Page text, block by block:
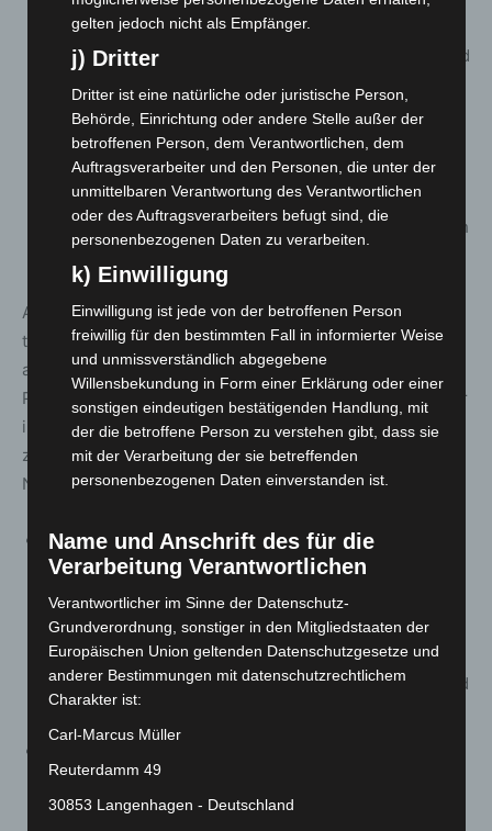
alle Beschäftigten in jeglichen Branchen 3G vorsah.
Diese Regelung im IfSG entfällt zukünftig. Da der Bund
gestattet, alle bisherigen Test- und Masken-
Regelungen konzeptionell beizubehalten, erfolgt dies
in den vorgenannten besonders
publikumsgefährdenden Bereichen auch für das dort
tätige Personal. Rechtstechnisch geschieht dies durch
Verweisungen auf § 8 Abs. 7 der neuen Verordnung.
Auch die Maskenpflicht gilt für die in diesen Bereichen
tätigen Personen nach wie vor (vgl. der bisherige und
auch zukünftige § 4 Abs. 1 Satz 1 Corona-VO: „Jede
Person hat in geschlossenen Räumen, die öffentlich oder
im Rahmen eines Besuchs- oder Kundenverkehrs
zugänglich sind, eine medizinische Maske als Mund-
Nasen-Bedeckung zu tragen.“).
In den Regelungen zu körpernahen Dienstleistungen
(§ 8a), Beherbergung (§ 8b), Nutzung von
Sportanlagen (§ 8c), Gastronomie (§ 9), großen
Veranstaltungen (§§ 10 und 11) und Messen (§ 11a)
werden – wie bereits erläutert – lediglich
Verweisungen angepasst. Inhaltliche Änderungen sind
damit nicht verbunden.
bei der 2Gplus-Regelung des § 12 Abs. 2 Corona-VO.
Diese Regelung ist mit § 28a Abs. 10 S. 2 i.V.m. Abs. 8
gelten jedoch nicht als Empfänger.
j) Dritter
Dritter ist eine natürliche oder juristische Person,
Behörde, Einrichtung oder andere Stelle außer der
betroffenen Person, dem Verantwortlichen, dem
Auftragsverarbeiter und den Personen, die unter der
unmittelbaren Verantwortung des Verantwortlichen
oder des Auftragsverarbeiters befugt sind, die
personenbezogenen Daten zu verarbeiten.
k) Einwilligung
Einwilligung ist jede von der betroffenen Person
freiwillig für den bestimmten Fall in informierter Weise
und unmissverständlich abgegebene
Willensbekundung in Form einer Erklärung oder einer
sonstigen eindeutigen bestätigenden Handlung, mit
der die betroffene Person zu verstehen gibt, dass sie
mit der Verarbeitung der sie betreffenden
personenbezogenen Daten einverstanden ist.
Name und Anschrift des für die
Verarbeitung Verantwortlichen
Verantwortlicher im Sinne der Datenschutz-
Grundverordnung, sonstiger in den Mitgliedstaaten der
Europäischen Union geltenden Datenschutzgesetze und
anderer Bestimmungen mit datenschutzrechtlichem
Charakter ist:
Carl-Marcus Müller
Reuterdamm 49
30853 Langenhagen - Deutschland